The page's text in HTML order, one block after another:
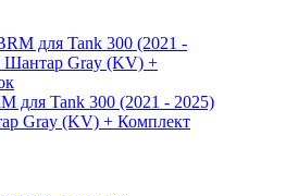
для Tank 300 (2021 - 2025)
Gray (KV) + Комплект